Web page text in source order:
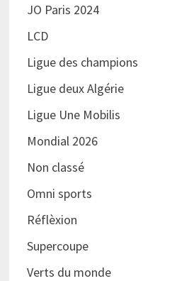
JO Paris 2024
LCD
Ligue des champions
Ligue deux Algérie
Ligue Une Mobilis
Mondial 2026
Non classé
Omni sports
Réflèxion
Supercoupe
Verts du monde